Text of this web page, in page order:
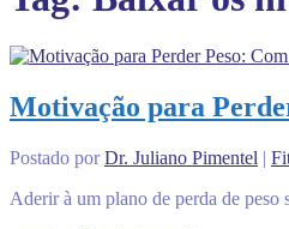
Motivação para
Postado porDr. Juliano Pimentel |
Aderir à um plano de perda de peso